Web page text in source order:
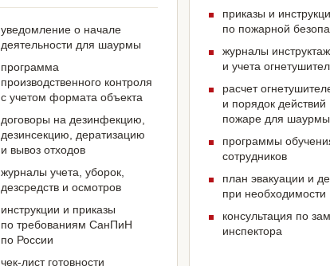
уведомление о начале
деятельности для шаурмы
программа
производственного контроля
с учетом формата объекта
договоры на дезинфекцию,
дезинсекцию, дератизацию
и вывоз отходов
журналы учета, уборок,
дезсредств и осмотров
инструкции и приказы
по требованиям СанПиН
по России
чек-лист готовности
приказы и
по пожарной
журналы
и учета
расчет
и порядок действий
пожаре для шаурмы
программы
сотрудников
план эвакуации и
при необходимости
консультация по
инспектора